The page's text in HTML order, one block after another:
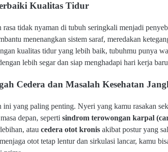
Kualitas Tidur
rasa tidak nyaman di tubuh seringkali menjadi
menenangkan sistem saraf, meredakan
kualitas tidur yang lebih baik, tubuhmu punya
lebih segar dan siap menghadapi hari kerja
Cedera dan Masalah Kesehatan
yang paling penting. Nyeri yang kamu rasakan
depan, seperti sindrom terowongan karpal
atau cedera otot kronis akibat postur yang
otot tetap lentur dan sirkulasi lancar, kamu